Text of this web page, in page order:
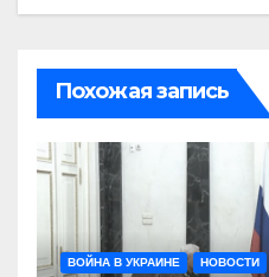
Похожая запись
ВОЙНА В УКРАИНЕ НОВОСТИ